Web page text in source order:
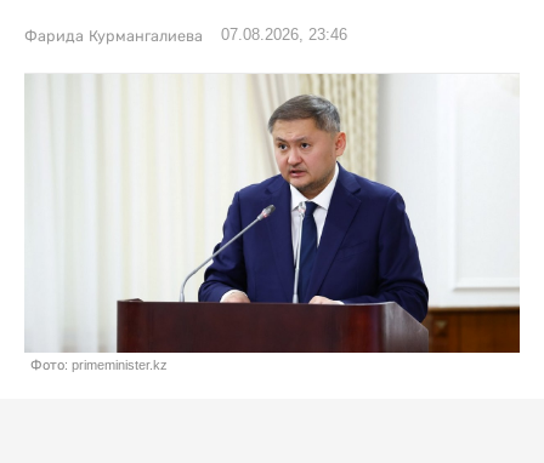
Фарида Курмангалиева 07.08.2026, 23:46
Фото: primeminister.kz